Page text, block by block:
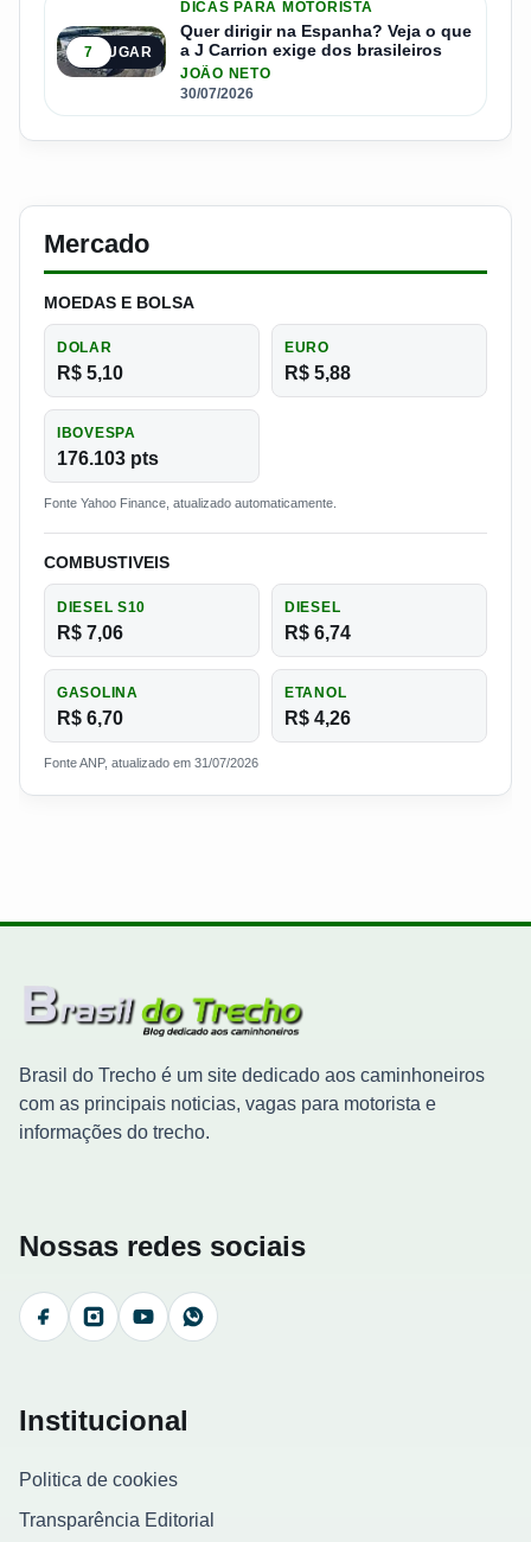
5º LUGAR
7
DICAS PARA MOTORISTA
Quer dirigir na Espanha? Veja o que
a J Carrion exige dos brasileiros
JOÃO NETO
30/07/2026
Mercado
MOEDAS E BOLSA
DOLAR
R$ 5,10
EURO
R$ 5,88
IBOVESPA
176.103 pts
Fonte Yahoo Finance, atualizado automaticamente.
COMBUSTIVEIS
DIESEL S10
R$ 7,06
DIESEL
R$ 6,74
GASOLINA
R$ 6,70
ETANOL
R$ 4,26
Fonte ANP, atualizado em 31/07/2026
Brasil do Trecho é um site dedicado aos caminhoneiros
com as principais noticias, vagas para motorista e
informações do trecho.
Nossas redes sociais
FacebookInstagramYouTubeWhatsApp
Institucional
Politica de cookies
Transparência Editorial